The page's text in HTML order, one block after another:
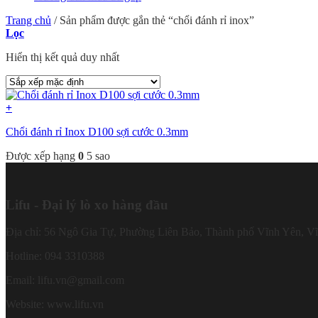
Trang chủ /Sản phẩm được gắn thẻ “chổi đánh rỉ inox”
Lọc
Hiển thị kết quả duy nhất
+
Chổi đánh rỉ Inox D100 sợi cước 0.3mm
Được xếp hạng 0 5 sao
Lifu - Đại lý lò xo hàng đầu
Địa chỉ: 56 Ngô Gia Tự, Phường Liên Bảo, Thành phố Vĩnh Yên,
Hotline: 094 3310388